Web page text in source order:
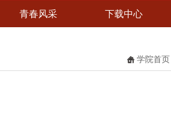
青春风采 下载中心
学院首页